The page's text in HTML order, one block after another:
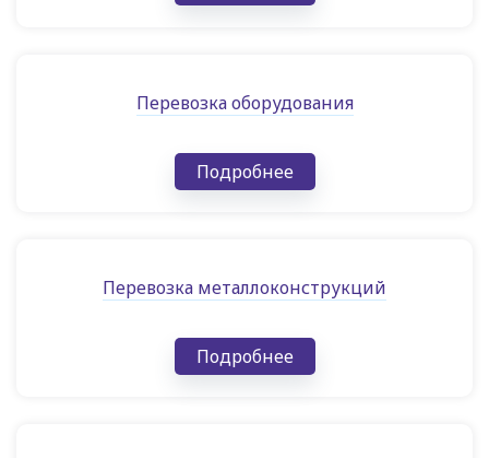
Перевозка оборудования
Подробнее
Перевозка металлоконструкций
Подробнее